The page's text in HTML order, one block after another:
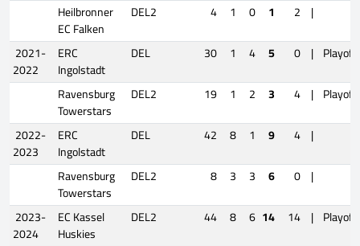
Heilbronner
EC Falken
DEL2 4 1 0 1 2 |
2021-
2022
ERC
Ingolstadt
DEL 30 1 4 5 0 |
Ravensburg
Towerstars
DEL2 19 1 2 3 4 |
2022-
2023
ERC
Ingolstadt
DEL 42 8 1 9 4 |
Ravensburg
Towerstars
DEL2 8 3 3 6 0 |
2023-
2024
EC Kassel
Huskies
DEL2 44 8 6 14 14 |